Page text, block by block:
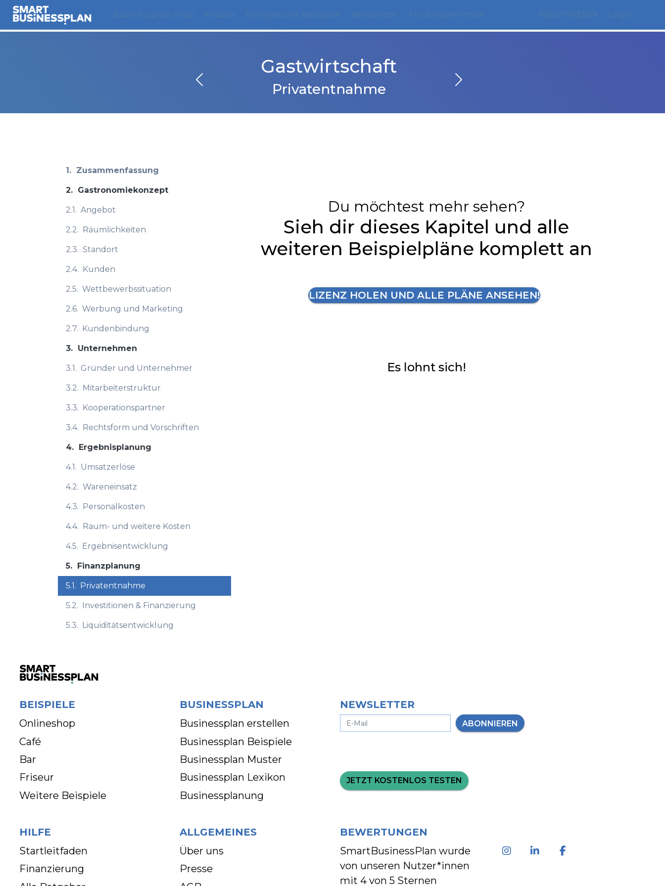
Gastwirtschaft
Privatentnahme
1. Zusammenfassung
2. Gastronomiekonzept
2.1. Angebot
2.2. Räumlichkeiten
2.3. Standort
2.4. Kunden
2.5. Wettbewerbssituation
2.6. Werbung und Marketing
2.7. Kundenbindung
3. Unternehmen
3.1. Gründer und Unternehmer
3.2. Mitarbeiterstruktur
3.3. Kooperationspartner
3.4. Rechtsform und Vorschriften
4. Ergebnisplanung
4.1. Umsatzerlöse
4.2. Wareneinsatz
4.3. Personalkosten
4.4. Raum- und weitere Kosten
4.5. Ergebnisentwicklung
5. Finanzplanung
5.1. Privatentnahme
5.2. Investitionen & Finanzierung
5.3. Liquiditätsentwicklung
Du möchtest mehr sehen?
Sieh dir dieses Kapitel und alle
weiteren Beispielpläne komplett an
LIZENZ HOLEN UND ALLE PLÄNE ANSEHEN!
Es lohnt sich!
BEISPIELE
Onlineshop
Café
Bar
Friseur
Weitere Beispiele
BUSINESSPLAN
Businessplan erstellen
Businessplan Beispiele
Businessplan Muster
Businessplan Lexikon
Businessplanung
NEWSLETTER
ABONNIEREN
JETZT KOSTENLOS TESTEN
HILFE
Startleitfaden
Finanzierung
ALLGEMEINES
Über uns
Presse
BEWERTUNGEN
SmartBusinessPlan wurde
von unseren Nutzer*innen
mit 4 von 5 Sternen